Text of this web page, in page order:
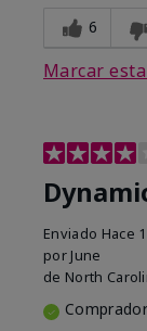
6
Marcar
Enviado Hace
por June
de North